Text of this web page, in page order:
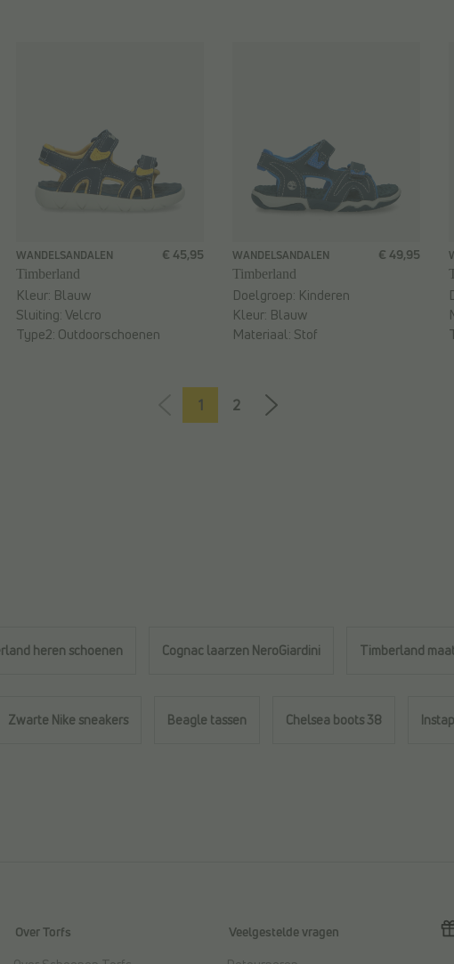
WANDELSANDALEN
Timberland
€ 45,95
Kleur: Blauw
Sluiting:Velcro
Type2: Outdoorschoenen
WANDELSANDALEN
Timberland
€ 49,95
Doelgroep: Kinderen
Kleur: Blauw
Materiaal: Stof
1 2
heren schoenen Cognac laarzen NeroGiardini Timberland
Zwarte Nike sneakers Beagle tassen Chelsea boots 38
Over Torfs
Veelgestelde vragen